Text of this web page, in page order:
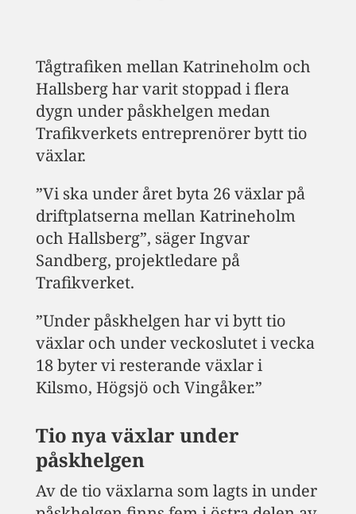
Tågtrafiken mellan Katrineholm och
Hallsberg har varit stoppad i flera
dygn under påskhelgen medan
Trafikverkets entreprenörer bytt tio
växlar.
”Vi ska under året byta 26 växlar på
driftplatserna mellan Katrineholm
och Hallsberg”, säger Ingvar
Sandberg, projektledare på
Trafikverket.
”Under påskhelgen har vi bytt tio
växlar och under veckoslutet i vecka
18 byter vi resterande växlar i
Kilsmo, Högsjö och Vingåker.”
Tio nya växlar under
påskhelgen
Av de tio växlarna som lagts in under